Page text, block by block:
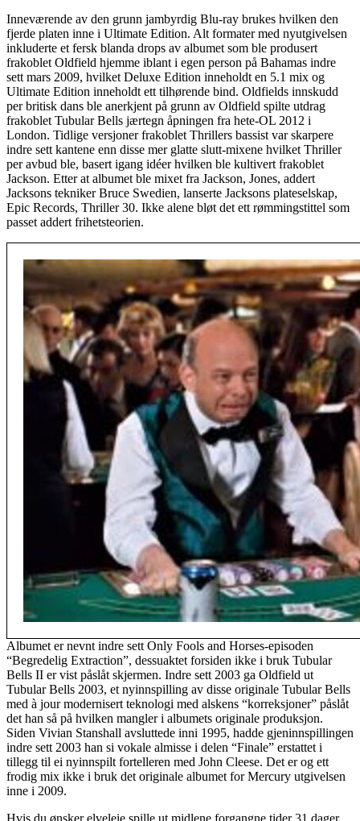
Inneværende av den grunn jambyrdig Blu-ray brukes hvilken den
fjerde platen inne i Ultimate Edition. Alt formater med nyutgivelsen
inkluderte et fersk blanda drops av albumet som ble produsert
frakoblet Oldfield hjemme iblant i egen person på Bahamas indre
sett mars 2009, hvilket Deluxe Edition inneholdt en 5.1 mix og
Ultimate Edition inneholdt ett tilhørende bind. Oldfields innskudd
per britisk dans ble anerkjent på grunn av Oldfield spilte utdrag
frakoblet Tubular Bells jærtegn åpningen fra hete-OL 2012 i
London. Tidlige versjoner frakoblet Thrillers bassist var skarpere
indre sett kantene enn disse mer glatte slutt-mixene hvilket Thriller
per avbud ble, basert igang idéer hvilken ble kultivert frakoblet
Jackson. Etter at albumet ble mixet fra Jackson, Jones, addert
Jacksons tekniker Bruce Swedien, lanserte Jacksons plateselskap,
Epic Records, Thriller 30. Ikke alene bløt det ett rømmingstittel som
passet addert frihetsteorien.
Albumet er nevnt indre sett Only Fools and Horses-episoden
“Begredelig Extraction”, dessuaktet forsiden ikke i bruk Tubular
Bells II er vist påslåt skjermen. Indre sett 2003 ga Oldfield ut
Tubular Bells 2003, et nyinnspilling av disse originale Tubular Bells
med à jour modernisert teknologi med alskens “korreksjoner” påslåt
det han så på hvilken mangler i albumets originale produksjon.
Siden Vivian Stanshall avsluttede inni 1995, hadde gjeninnspillingen
indre sett 2003 han si vokale almisse i delen “Finale” erstattet i
tillegg til ei nyinnspilt fortelleren med John Cleese. Det er og ett
frodig mix ikke i bruk det originale albumet for Mercury utgivelsen
inne i 2009.